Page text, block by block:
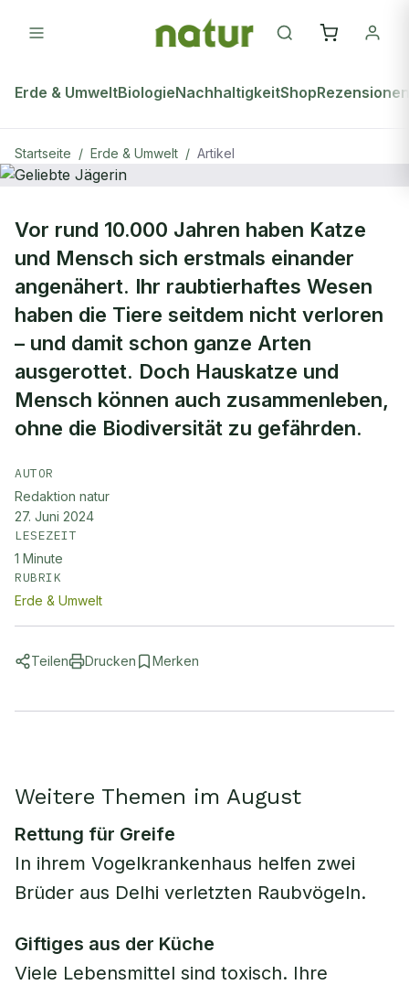
Erde & UmweltBiologieNachhaltigkeitShopRezensionen
Startseite / Erde & Umwelt / Artikel
Geliebte Jägerin
Vor rund 10.000 Jahren haben Katze
und Mensch sich erstmals einander
angenähert. Ihr raubtierhaftes Wesen
haben die Tiere seitdem nicht verloren
– und damit schon ganze Arten
ausgerottet. Doch Hauskatze und
Mensch können auch zusammenleben,
ohne die Biodiversität zu gefährden.
AUTOR
Redaktion natur
27. Juni 2024
LESEZEIT
1 Minute
RUBRIK
Erde & Umwelt
Teilen Drucken Merken
Weitere Themen im August
Rettung für Greife
In ihrem Vogelkrankenhaus helfen zwei
Brüder aus Delhi verletzten Raubvögeln.
Giftiges aus der Küche
Viele Lebensmittel sind toxisch. Ihre